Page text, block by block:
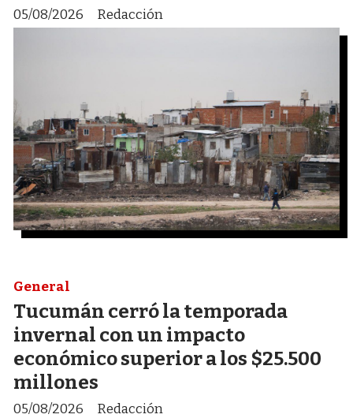
Redacción
05/08/2026
Tucumán cerró la temporada
invernal con un impacto
económico superior a los $25.500
millones
Redacción
General
05/08/2026